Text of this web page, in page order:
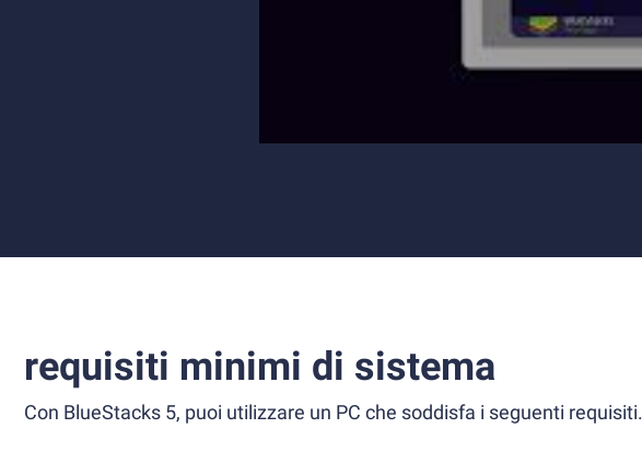
requisiti minimi di sistema
Con BlueStacks 5, puoi utilizzare un PC che soddisfa i seguenti requisiti.